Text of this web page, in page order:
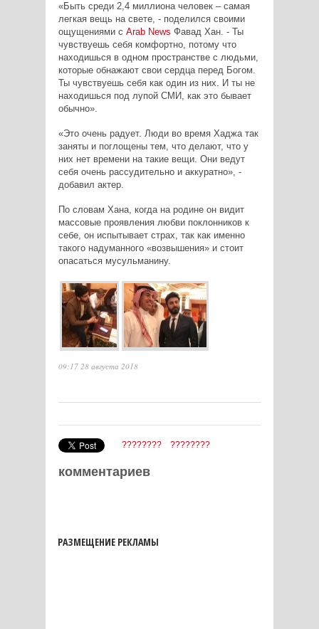
«Быть среди 2,4 миллиона человек – самая
легкая вещь на свете, - поделился своими
ощущениями с Arab News Фавад Хан. - Ты
чувствуешь себя комфортно, потому что
находишься в одном пространстве с людьми,
которые обнажают свои сердца перед Богом.
Ты чувствуешь себя как один из них. И ты не
находишься под лупой СМИ, как это бывает
обычно».
«Это очень радует. Люди во время Хаджа так
заняты и поглощены тем, что делают, что у
них нет времени на такие вещи. Они ведут
себя очень рассудительно и аккуратно», -
добавил актер.
По словам Хана, когда на родине он видит
массовые проявления любви поклонников к
себе, он испытывает страх, так как именно
такого надуманного «возвышения» и стоит
опасаться мусульманину.
09:17 28 августа 2018
???????? ????????
комментариев
РАЗМЕЩЕНИЕ РЕКЛАМЫ